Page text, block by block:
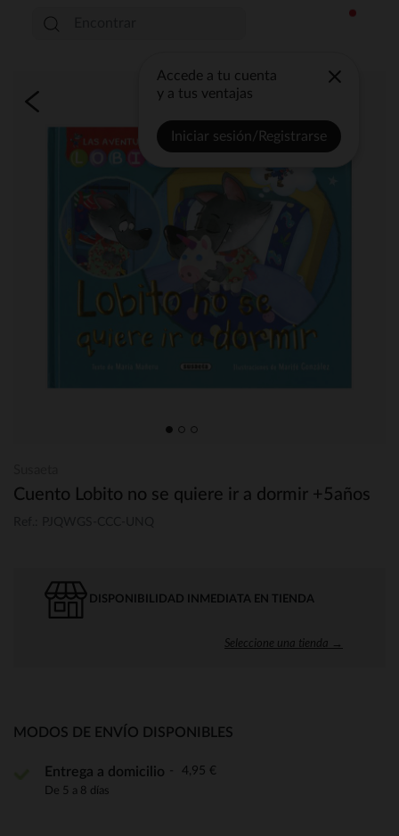
Accede a tu cuenta
y a tus ventajas
Iniciar sesión/Registrarse
Cuento Lobito no se quiere ir a dormir +5años
DISPONIBILIDAD INMEDIATA EN TIENDA
Seleccione una tienda →
MODOS DE ENVÍO DISPONIBLES
Entrega a domicilio 4,95 €
De 5 a 8 días